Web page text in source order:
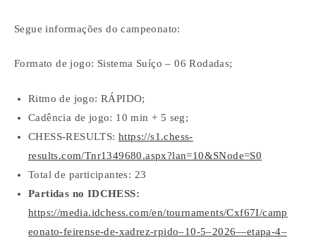
Segue informações do campeonato:
Formato de jogo: Sistema Suíço – 06 Rodadas;
Ritmo de jogo: RÁPIDO;
Cadência de jogo: 10 min + 5 seg;
CHESS-RESULTS:https://s1.chess-
results.com/Tnr1349680.aspx?lan=10&SNode=S0
Total de participantes: 23
Partidas no IDCHESS:
https://media.idchess.com/en/tournaments/Cxf67I/camp
eonato-feirense-de-xadrez-rpido–10-5–2026—etapa-4–